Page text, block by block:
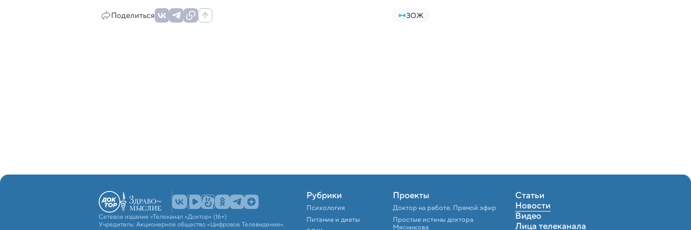
Поделиться ЗОЖ
Сетевое издание «Телеканал «Доктор» (16+)
Учредитель: Акционерное общество «Цифровое Телевидение».
Рубрики
Психология
Питание и диеты
Проекты
Доктор на работе. Прямой эфир
Простые истины доктора
Мясникова
Статьи
Новости
Видео
Лица телеканала